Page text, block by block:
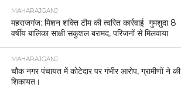
MAHARAJGANJ
महराजगंज: मिशन शक्ति टीम की त्वरित कार्रवाई गुमशुदा 8
वर्षीय बालिका साक्षी सकुशल बरामद, परिजनों से मिलवाया
MAHARAJGANJ
चौक नगर पंचायत में कोटेदार पर गंभीर आरोप, ग्रामीणों ने की
शिकायत।